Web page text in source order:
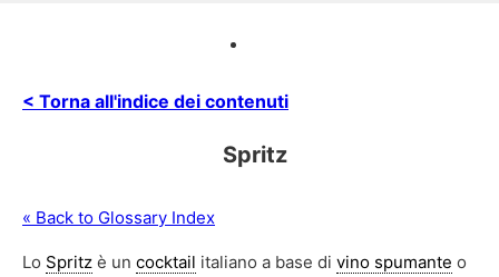
< Torna all'indice dei contenuti
Spritz
« Back to Glossary Index
Lo Spritz è un cocktail italiano a base di vino spumante o